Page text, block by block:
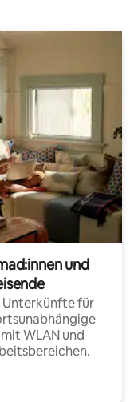
und
für
WLAN und